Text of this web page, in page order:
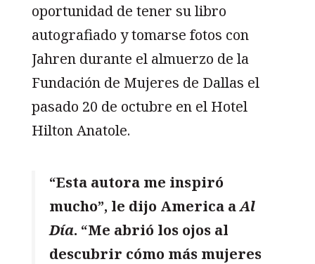
oportunidad de tener su libro
autografiado y tomarse fotos con
Jahren durante el almuerzo de la
Fundación de Mujeres de Dallas el
pasado 20 de octubre en el Hotel
Hilton Anatole.
“Esta autora me inspiró
mucho”, le dijo America aAl
Día. “Me abrió los ojos al
descubrir cómo más mujeres